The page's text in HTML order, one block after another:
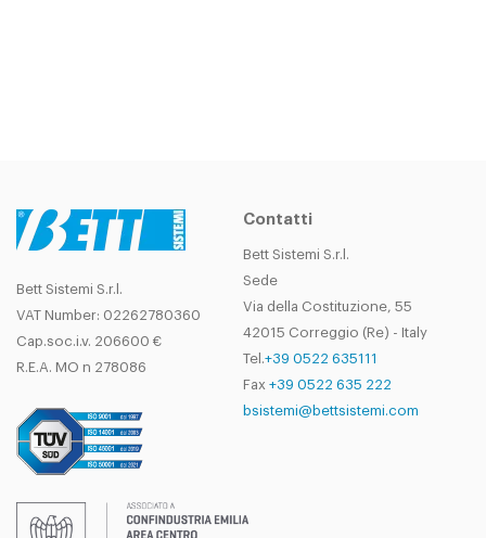
Bett Sistemi S.r.l.
VAT Number: 02262780360
Cap.soc.i.v. 206600 €
R.E.A. MO n 278086
Contatti
Bett Sistemi S.r.l.
Sede
Via della Costituzione, 55
42015 Correggio (Re) - Italy
Tel.+39 0522 635111
Fax +39 0522 635 222
bsistemi@bettsistemi.com